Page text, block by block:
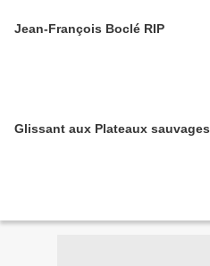
Jean-François Boclé RIP
Glissant aux Plateaux sauvages